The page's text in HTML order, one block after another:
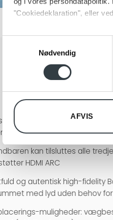
"Cookiedeklaration", eller
Dine valg anvendes på hele
vores trafik. Vi deler også
Nødvendig
AFVIS
Theatre kan bruges
komplet 55″-, 65″- eller 77″-
kan tilsluttes alle
HDMI ARC
og autentisk high-fidelity
med lyd uden behov
muligheder: